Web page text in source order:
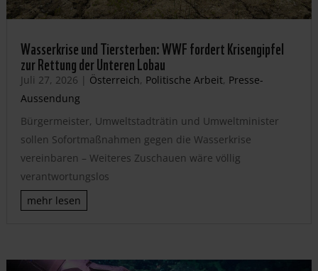
Wasserkrise und Tiersterben: WWF fordert Krisengipfel
zur Rettung der Unteren Lobau
Juli 27, 2026 | Österreich, Politische Arbeit, Presse-
Aussendung
Bürgermeister, Umweltstadträtin und Umweltminister
sollen Sofortmaßnahmen gegen die Wasserkrise
vereinbaren – Weiteres Zuschauen wäre völlig
verantwortungslos
mehr lesen